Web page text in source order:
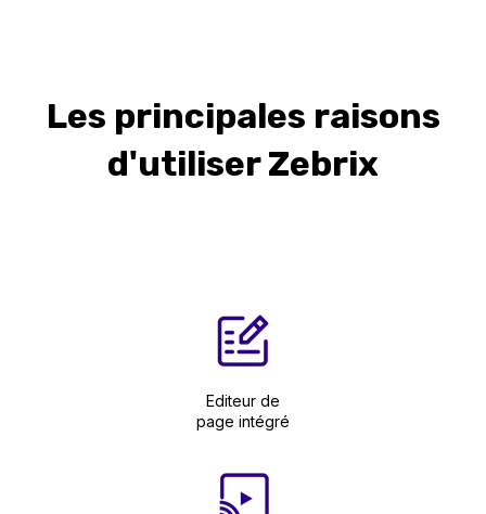
Les principales raisons
d'utiliser Zebrix
Editeur de
page intégré